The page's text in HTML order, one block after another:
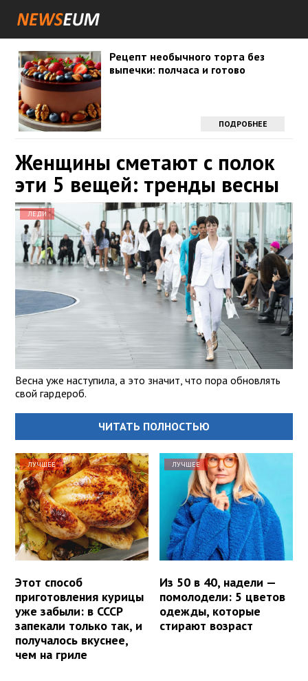
Рецепт необычного торта без
выпечки: полчаса и готово
ПОДРОБНЕЕ
Женщины сметают с полок
эти 5 вещей: тренды весны
ЛЕДИ
Весна уже наступила, а это значит, что пора обновлять
свой гардероб.
ЧИТАТЬ ПОЛНОСТЬЮ
ЛУЧШЕЕ
Этот способ
приготовления курицы
уже забыли: в СССР
запекали только так, и
получалось вкуснее,
чем на гриле
ЛУЧШЕЕ
Из 50 в 40, надели —
помолодели: 5 цветов
одежды, которые
стирают возраст